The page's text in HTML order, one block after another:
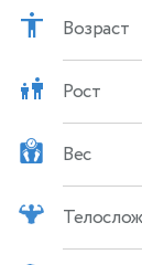
Возраст
Рост
Вес